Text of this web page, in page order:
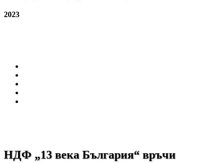
2023
НДФ „13 века България“ връчи